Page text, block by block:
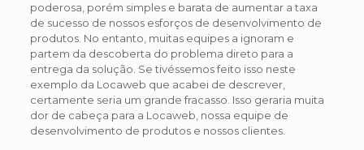
poderosa, porém simples e barata de aumentar a taxa
de sucesso de nossos esforços de desenvolvimento de
produtos. No entanto, muitas equipes a ignoram e
partem da descoberta do problema direto para a
entrega da solução. Se tivéssemos feito isso neste
exemplo da Locaweb que acabei de descrever,
certamente seria um grande fracasso. Isso geraria muita
dor de cabeça para a Locaweb, nossa equipe de
desenvolvimento de produtos e nossos clientes.